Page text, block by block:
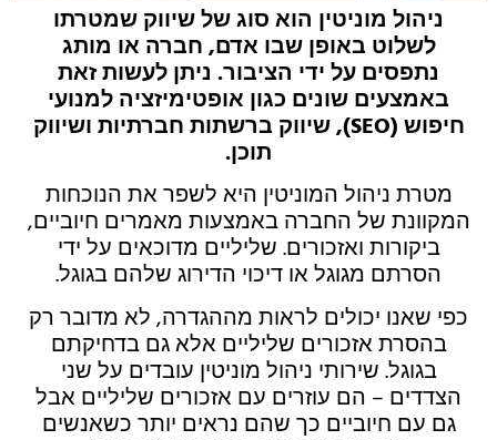
ניהול מוניטין הוא סוג של שיווק שמטרתו
לשלוט באופן שבו אדם, חברה או מותג
נתפסים על ידי הציבור. ניתן לעשות זאת
באמצעים שונים כגון אופטימיזציה למנועי
חיפוש (SEO), שיווק ברשתות חברתיות ושיווק
תוכן.
מטרת ניהול המוניטין היא לשפר את הנוכחות
המקוונת של החברה באמצעות מאמרים חיוביים,
ביקורות ואזכורים. שליליים מדוכאים על ידי
הסרתם מגוגל או דיכוי הדירוג שלהם בגוגל.
כפי שאנו יכולים לראות מההגדרה, לא מדובר רק
בהסרת אזכורים שליליים אלא גם בדחיקתם
בגוגל. שירותי ניהול מוניטין עובדים על שני
הצדדים – הם עוזרים עם אזכורים שליליים אבל
גם עם חיוביים כך שהם נראים יותר כשאנשים